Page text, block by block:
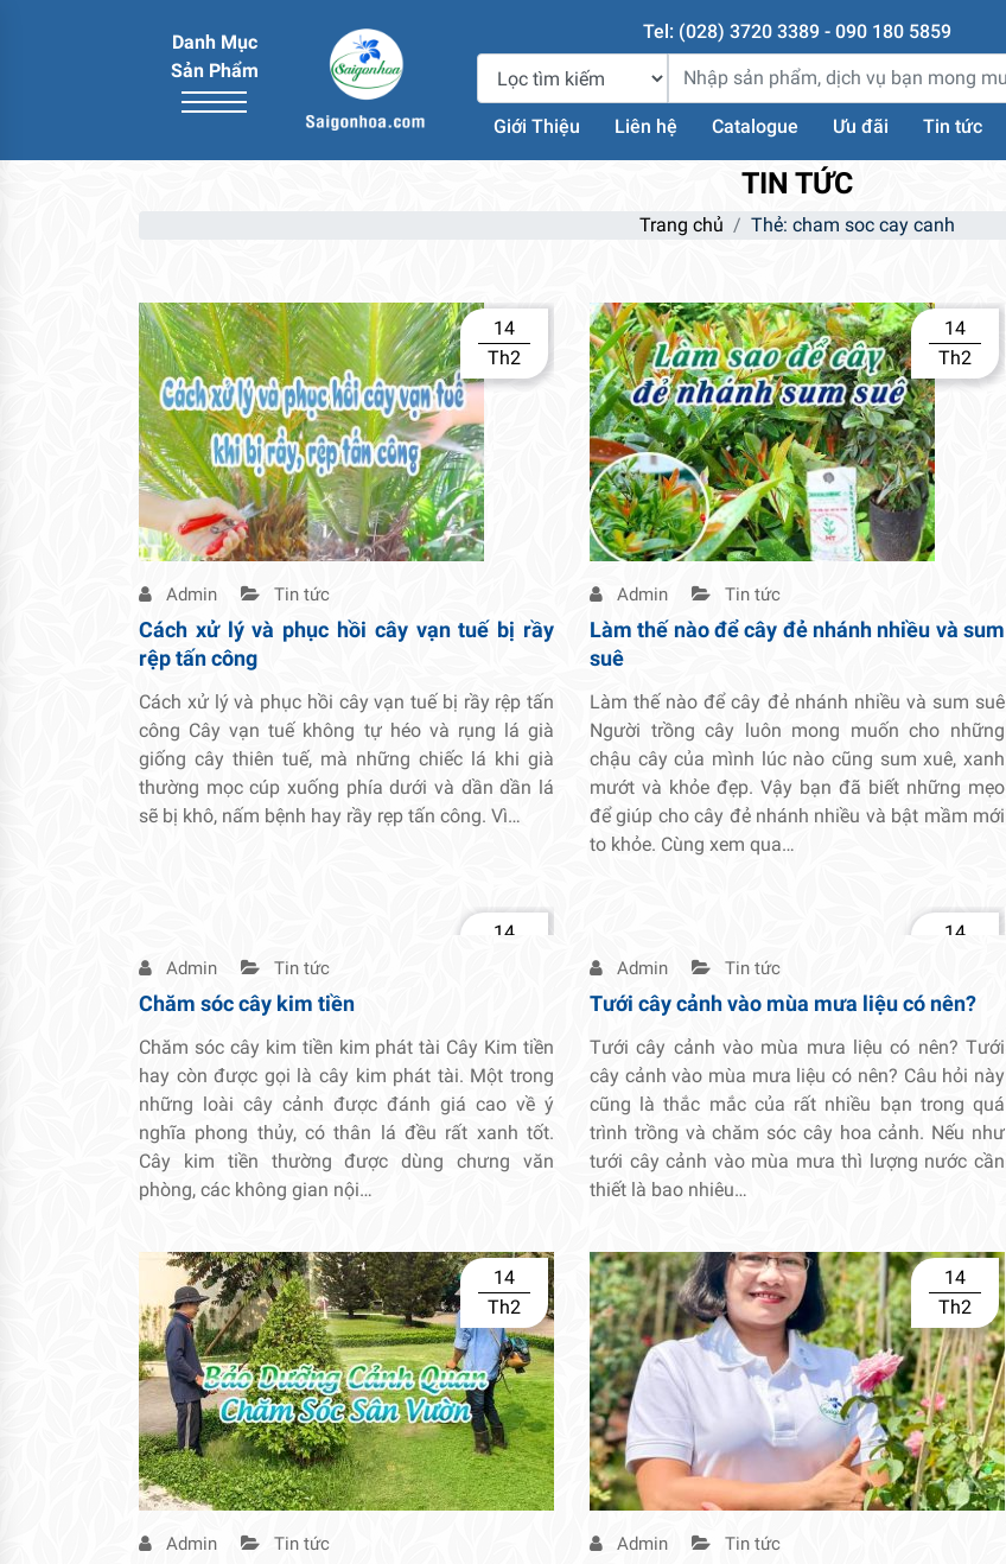
Danh Mục
Sản Phẩm
Tel: (028) 3720 3389 - 090 180 5859
Giới Thiệu Liên hệ Catalogue Ưu đãi Tin tức
TIN TỨC
Trang chủ Thẻ: cham soc cay canh
14
Th2
Admin Tin tức
Cách xử lý và phục hồi cây vạn tuế bị rầy
rệp tấn công
Cách xử lý và phục hồi cây vạn tuế bị rầy rệp tấn
công Cây vạn tuế không tự héo và rụng lá già
giống cây thiên tuế, mà những chiếc lá khi già
thường mọc cúp xuống phía dưới và dần dần lá
sẽ bị khô, nấm bệnh hay rầy rẹp tấn công. Vì…
14
Th2
Admin Tin tức
Làm thế nào để cây đẻ nhánh nhiều và sum
suê
Làm thế nào để cây đẻ nhánh nhiều và sum suê
Người trồng cây luôn mong muốn cho những
chậu cây của mình lúc nào cũng sum xuê, xanh
mướt và khỏe đẹp. Vậy bạn đã biết những mẹo
để giúp cho cây đẻ nhánh nhiều và bật mầm mới
to khỏe. Cùng xem qua…
14
Admin Tin tức
Chăm sóc cây kim tiền
Chăm sóc cây kim tiền kim phát tài Cây Kim tiền
hay còn được gọi là cây kim phát tài. Một trong
những loài cây cảnh được đánh giá cao về ý
nghĩa phong thủy, có thân lá đều rất xanh tốt.
Cây kim tiền thường được dùng chưng văn
phòng, các không gian nội…
14
Admin Tin tức
Tưới cây cảnh vào mùa mưa liệu có nên?
Tưới cây cảnh vào mùa mưa liệu có nên? Tưới
cây cảnh vào mùa mưa liệu có nên? Câu hỏi này
cũng là thắc mắc của rất nhiều bạn trong quá
trình trồng và chăm sóc cây hoa cảnh. Nếu như
tưới cây cảnh vào mùa mưa thì lượng nước cần
thiết là bao nhiêu…
14
Th2
Admin Tin tức
14
Th2
Admin Tin tức